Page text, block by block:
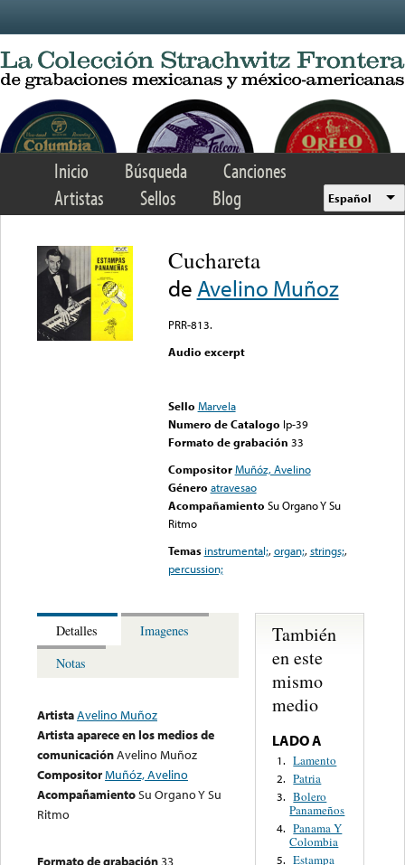
Inicio Búsqueda
Canciones
Artistas
Sellos Blog Español
Cuchareta
de Avelino Muñoz
PRR-813.
Audio excerpt
Sello Marvela
Numero de Catalogo lp-39
Formato de grabación 33
Compositor Muñóz, Avelino
Género atravesao
Acompañamiento Su Organo Y Su
Ritmo
Temas instrumental;,organ;,strings;,
percussion;
Detalles
Imagenes
Notas
ArtistaAvelino Muñoz
Artista aparece en los medios de
comunicaciónAvelino Muñoz
CompositorMuñóz, Avelino
AcompañamientoSu Organo Y Su
Ritmo
Formato de grabación33
También
en este
mismo
medio
LADO A
1. Lamento
2. Patria
3. Bolero
Panameños
4. Panama Y
Colombia
5. Estampa